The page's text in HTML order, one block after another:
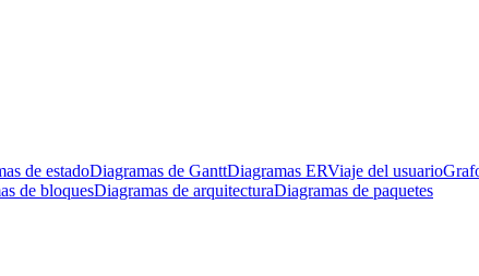
de estadoDiagramas de GanttDiagramas ERViaje del usuario
de bloquesDiagramas de arquitecturaDiagramas de paquetes